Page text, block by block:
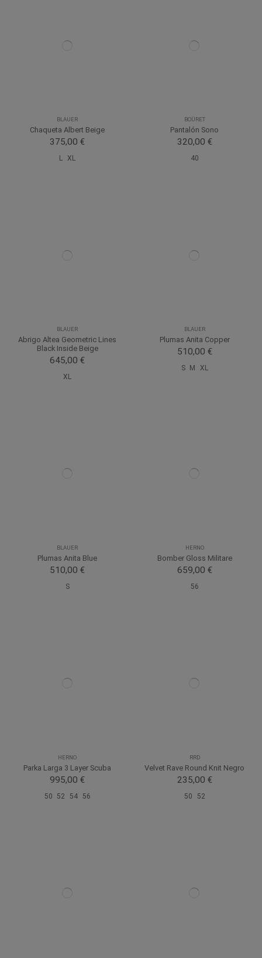
BLAUER
Chaqueta Albert Beige
375,00 €
L XL
BOÜRET
Pantalón Sono
320,00 €
40
BLAUER
Abrigo Altea Geometric Lines
Black Inside Beige
645,00 €
XL
BLAUER
Plumas Anita Copper
510,00 €
S M XL
BLAUER
Plumas Anita Blue
510,00 €
S
HERNO
Bomber Gloss Militare
659,00 €
56
HERNO
Parka Larga 3 Layer Scuba
995,00 €
50 52 54 56
RRD
Velvet Rave Round Knit Negro
235,00 €
50 52